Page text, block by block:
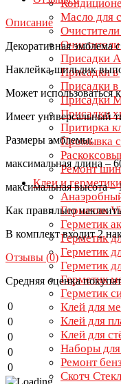
Масло для
Присадки
Присадки в
Присадки в
Присадки
Присадки
Притирка
Промывка
Ремонт шин
Клеи и герметики
Герметик
Герметик
Герметик
Герметик
Герметик
Герметик
Герметик
Клей для
Клей для
Клей для
Наборы
Ремонт
Скотч
Описание
Декоративная эмблема
Наклейка-шильдик
Может использоваться
Имеет универсальный
Размеры эмблемы:
максимальная длина –
максимальная высота –
Как правильно
В комплект входит 2
Отзывы (0)
Средняя оценка
0
0
0
0
0